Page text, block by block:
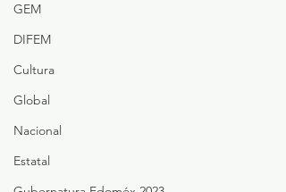
GEM
DIFEM
Cultura
Global
Nacional
Estatal